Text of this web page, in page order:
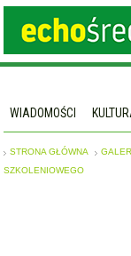
WIADOMOŚCI
STRONA GŁÓWNA
SZKOLENIOWEGO